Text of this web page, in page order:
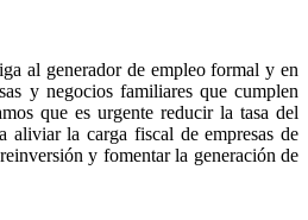
al generador de empleo formal y en
y negocios familiares que cumplen
que es urgente reducir la tasa del
aliviar la carga fiscal de empresas de
y fomentar la generación de